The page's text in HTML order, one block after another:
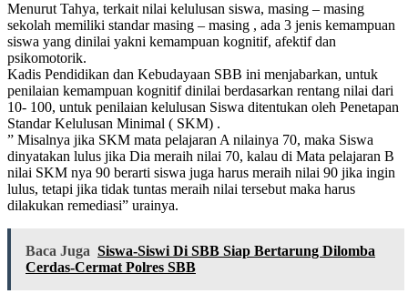
Menurut Tahya, terkait nilai kelulusan siswa, masing – masing
sekolah memiliki standar masing – masing , ada 3 jenis kemampuan
siswa yang dinilai yakni kemampuan kognitif, afektif dan
psikomotorik.
Kadis Pendidikan dan Kebudayaan SBB ini menjabarkan, untuk
penilaian kemampuan kognitif dinilai berdasarkan rentang nilai dari
10- 100, untuk penilaian kelulusan Siswa ditentukan oleh Penetapan
Standar Kelulusan Minimal ( SKM) .
” Misalnya jika SKM mata pelajaran A nilainya 70, maka Siswa
dinyatakan lulus jika Dia meraih nilai 70, kalau di Mata pelajaran B
nilai SKM nya 90 berarti siswa juga harus meraih nilai 90 jika ingin
lulus, tetapi jika tidak tuntas meraih nilai tersebut maka harus
dilakukan remediasi” urainya.
Baca Juga Siswa-Siswi Di SBB Siap Bertarung Dilomba
Cerdas-Cermat Polres SBB